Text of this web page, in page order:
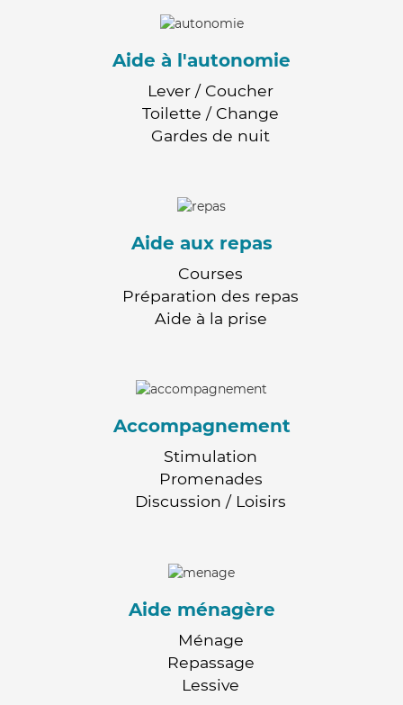
Aide à l'autonomie
Lever / Coucher
Toilette / Change
Gardes de nuit
Aide aux repas
Courses
Préparation des repas
Aide à la prise
Accompagnement
Stimulation
Promenades
Discussion / Loisirs
Aide ménagère
Ménage
Repassage
Lessive